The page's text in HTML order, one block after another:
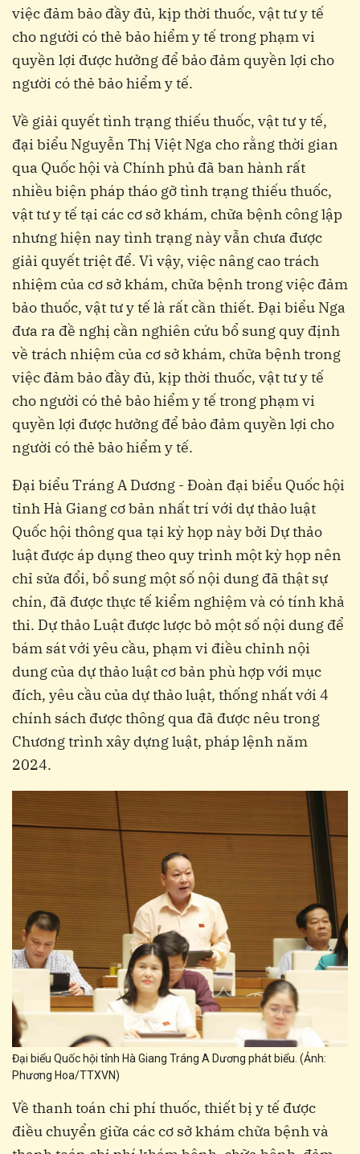
việc đảm bảo đầy đủ, kịp thời thuốc, vật tư y tế
cho người có thẻ bảo hiểm y tế trong phạm vi
quyền lợi được hưởng để bảo đảm quyền lợi cho
người có thẻ bảo hiểm y tế.
Về giải quyết tình trạng thiếu thuốc, vật tư y tế,
đại biểu Nguyễn Thị Việt Nga cho rằng thời gian
qua Quốc hội và Chính phủ đã ban hành rất
nhiều biện pháp tháo gỡ tình trạng thiếu thuốc,
vật tư y tế tại các cơ sở khám, chữa bệnh công lập
nhưng hiện nay tình trạng này vẫn chưa được
giải quyết triệt để. Vì vậy, việc nâng cao trách
nhiệm của cơ sở khám, chữa bệnh trong việc đảm
bảo thuốc, vật tư y tế là rất cần thiết. Đại biểu Nga
đưa ra đề nghị cần nghiên cứu bổ sung quy định
về trách nhiệm của cơ sở khám, chữa bệnh trong
việc đảm bảo đầy đủ, kịp thời thuốc, vật tư y tế
cho người có thẻ bảo hiểm y tế trong phạm vi
quyền lợi được hưởng để bảo đảm quyền lợi cho
người có thẻ bảo hiểm y tế.
Đại biểu Tráng A Dương - Đoàn đại biểu Quốc hội
tỉnh Hà Giang cơ bản nhất trí với dự thảo luật
Quốc hội thông qua tại kỳ họp này bởi Dự thảo
luật được áp dụng theo quy trình một kỳ họp nên
chỉ sửa đổi, bổ sung một số nội dung đã thật sự
chín, đã được thực tế kiểm nghiệm và có tính khả
thi. Dự thảo Luật được lược bỏ một số nội dung để
bám sát với yêu cầu, phạm vi điều chỉnh nội
dung của dự thảo luật cơ bản phù hợp với mục
đích, yêu cầu của dự thảo luật, thống nhất với 4
chính sách được thông qua đã được nêu trong
Chương trình xây dựng luật, pháp lệnh năm
2024.
Đại biểu Quốc hội tỉnh Hà Giang Tráng A Dương phát biểu. (Ảnh:
Phương Hoa/TTXVN)
Về thanh toán chi phí thuốc, thiết bị y tế được
điều chuyển giữa các cơ sở khám chữa bệnh và